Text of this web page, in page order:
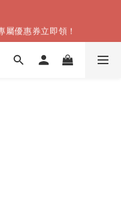
優惠券立即領！
霜淇淋（數量有限，送